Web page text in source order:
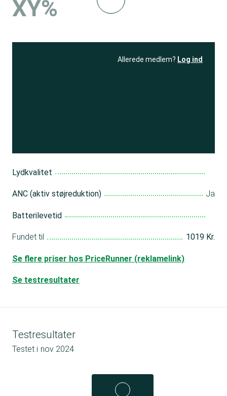
XY%
Allerede medlem? Log ind
Lydkvalitet
ANC (aktiv støjreduktion) Ja
Batterilevetid
Fundet til 1019 Kr.
Se flere priser hos PriceRunner (reklamelink)
Se testresultater
Testresultater
Testet i nov 2024